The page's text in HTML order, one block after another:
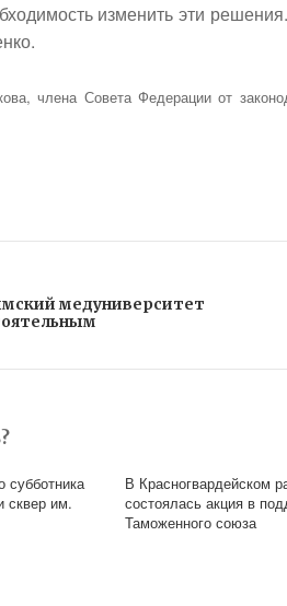
изменить эти
члена Совета Федерации от
медуниверситет
субботника
сквер им.
В Красногвардейском
состоялась акция в
Таможенного союза